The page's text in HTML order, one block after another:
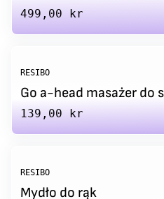
Regular price
499,00 kr
RESIBO
Go a-head masażer do
Regular price
139,00 kr
RESIBO
Mydło do rąk